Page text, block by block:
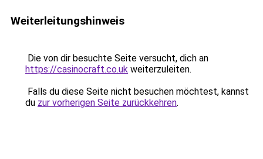
Weiterleitungshinweis
Die von dir besuchte Seite versucht, dich an
https://casinocraft.co.uk weiterzuleiten.
Falls du diese Seite nicht besuchen möchtest, kannst
du zur vorherigen Seite zurückkehren.